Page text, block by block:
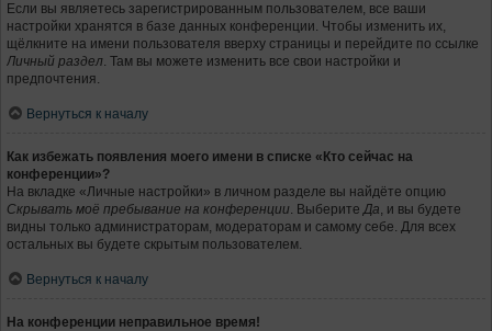
Если вы являетесь зарегистрированным пользователем, все ваши
настройки хранятся в базе данных конференции. Чтобы изменить их,
щёлкните на имени пользователя вверху страницы и перейдите по ссылке
Личный раздел. Там вы можете изменить все свои настройки и
предпочтения.
Вернуться к началу
Как избежать появления моего имени в списке «Кто сейчас на
конференции»?
На вкладке «Личные настройки» в личном разделе вы найдёте опцию
Скрывать моё пребывание на конференции. ВыберитеДа, и вы будете
видны только администраторам, модераторам и самому себе. Для всех
остальных вы будете скрытым пользователем.
Вернуться к началу
На конференции неправильное время!